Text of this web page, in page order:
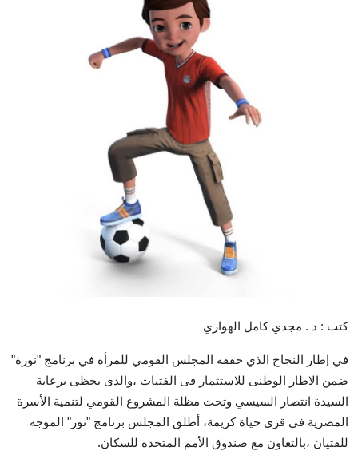
المجتمع والمنوعات
كتب : د . مجدي كامل الهواري
في إطار النجاح الذي حققه المجلس القومي للمرأة في برنامج "نورة"
ضمن الاطار الوطنى للاستثمار فى الفتيات ،والذى يحظى برعاية
السيدة انتصار السيسي وتحت مظلة المشروع القومي لتنمية الأسرة
المصرية في قرى حياة كريمة، أطلق المجلس برنامج "نور" الموجه
للفتيان ،بالتعاون مع صندوق الأمم المتحدة للسكان.